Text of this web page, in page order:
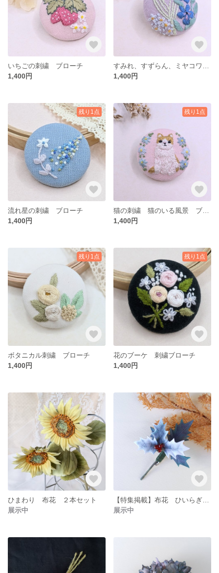
いちごの刺繍 ブローチ
1,400円
1,400円
残り1点
流れ星の刺繍 ブローチ
1,400円
残り1点
1,400円
残り1点
ボタニカル刺繍 ブローチ
1,400円
残り1点
花のブーケ 刺繍ブローチ
1,400円
ひまわり 布花 ２本セット
展示中
展示中